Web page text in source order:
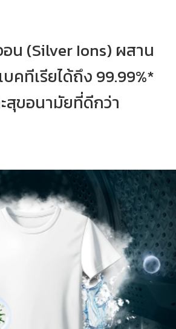
อน (Silver Ions) ผสาน
คทีเรียได้ถึง 99.99%*
สุขอนามัยที่ดีกว่า